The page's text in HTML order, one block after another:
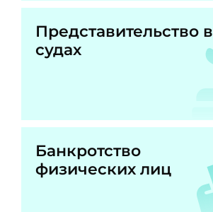
Представительство в
судах
Банкротство
физических лиц